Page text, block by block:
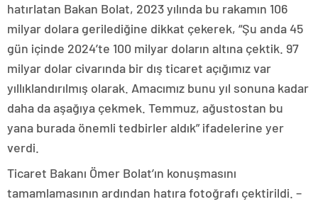
hatırlatan Bakan Bolat, 2023 yılında bu rakamın 106
milyar dolara gerilediğine dikkat çekerek, “Şu anda 45
gün içinde 2024’te 100 milyar doların altına çektik. 97
milyar dolar civarında bir dış ticaret açığımız var
yıllıklandırılmış olarak. Amacımız bunu yıl sonuna kadar
daha da aşağıya çekmek. Temmuz, ağustostan bu
yana burada önemli tedbirler aldık” ifadelerine yer
verdi.
Ticaret Bakanı Ömer Bolat’ın konuşmasını
tamamlamasının ardından hatıra fotoğrafı çektirildi. –